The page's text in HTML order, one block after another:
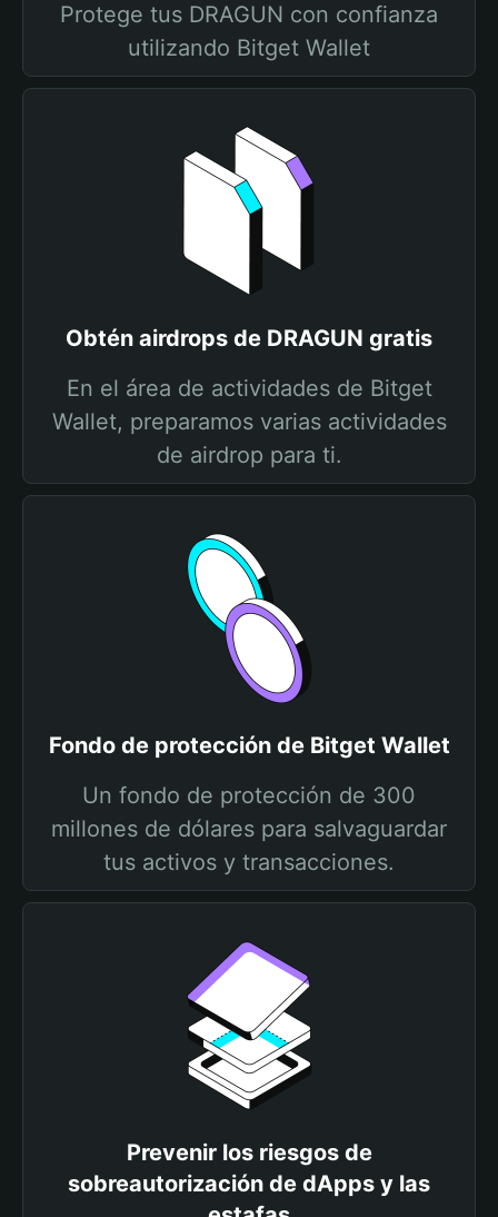
Protege tus DRAGUN con confianza
utilizando Bitget Wallet
Obtén airdrops de DRAGUN gratis
En el área de actividades de Bitget
Wallet, preparamos varias actividades
de airdrop para ti.
Fondo de protección de Bitget Wallet
Un fondo de protección de 300
millones de dólares para salvaguardar
tus activos y transacciones.
Prevenir los riesgos de
sobreautorización de dApps y las